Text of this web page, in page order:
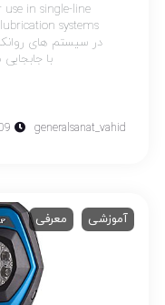
in single-line
در سیستم های
با
generalsanat_vahid 09 اکتبر 2022
آموزشی معرفی